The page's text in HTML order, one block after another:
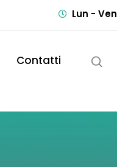
Lun - Ven
Contatti